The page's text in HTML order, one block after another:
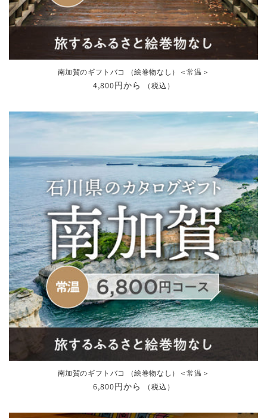
南加賀のギフトバコ （絵巻物なし）＜常温＞
通
価
4,800円から （税込）
南加賀のギフトバコ （絵巻物なし）＜常温＞
通
価
6,800円から （税込）